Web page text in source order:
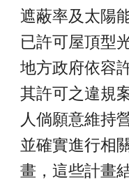
遮蔽率及太陽
已許可屋頂型
地方政府依容
其許可之違規
人倘願意維持
並確實進行相
畫，這些計畫